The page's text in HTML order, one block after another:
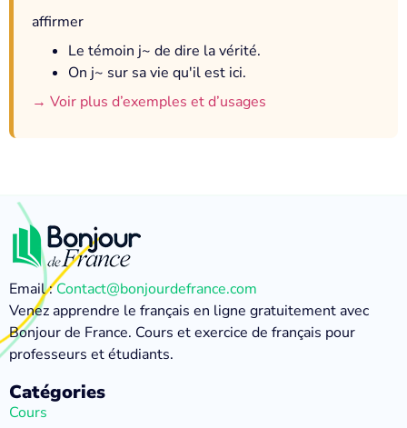
affirmer
Le témoin j~ de dire la vérité.
On j~ sur sa vie qu'il est ici.
→ Voir plus d’exemples et d’usages
Email :Contact@bonjourdefrance.com
Venez apprendre le français en ligne gratuitement avec
Bonjour de France. Cours et exercice de français pour
professeurs et étudiants.
Catégories
Cours